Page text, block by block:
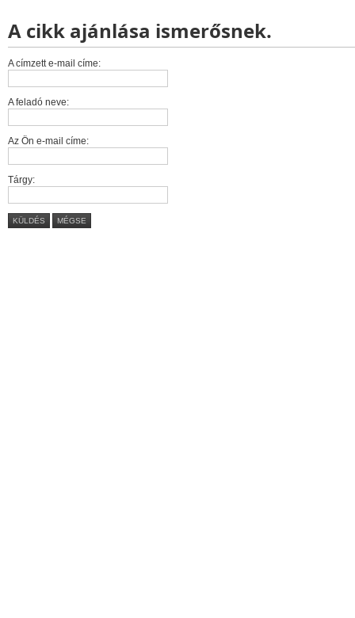
A cikk ajánlása ismerősnek.
A címzett e-mail címe:
A feladó neve:
Az Ön e-mail címe:
Tárgy:
KÜLDÉS MÉGSE